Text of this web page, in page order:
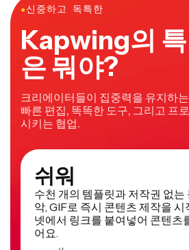
●신중하고 독특한
Kapwing의
은 뭐야?
크리에이터들이 집중력을 유지하
빠른 편집, 똑똑한 도구, 그리고 프
시키는 협업.
쉬워
수천 개의 템플릿과 저작권 없는
악, GIF로 즉시 콘텐츠 제작을
넷에서 링크를 붙여넣어 콘텐츠
어요.